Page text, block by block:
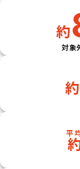
約
対象
約